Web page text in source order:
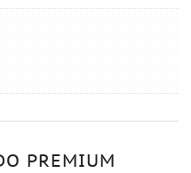
PREMIUM